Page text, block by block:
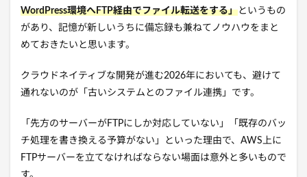
WordPress環境へFTP経由でファイル転送をする」というもの
があり、記憶が新しいうちに備忘録も兼ねてノウハウをまと
めておきたいと思います。
クラウドネイティブな開発が進む2026年においても、避けて
通れないのが「古いシステムとのファイル連携」です。
「先方のサーバーがFTPにしか対応していない」「既存のバッ
チ処理を書き換える予算がない」といった理由で、AWS上に
FTPサーバーを立てなければならない場面は意外と多いもので
す。